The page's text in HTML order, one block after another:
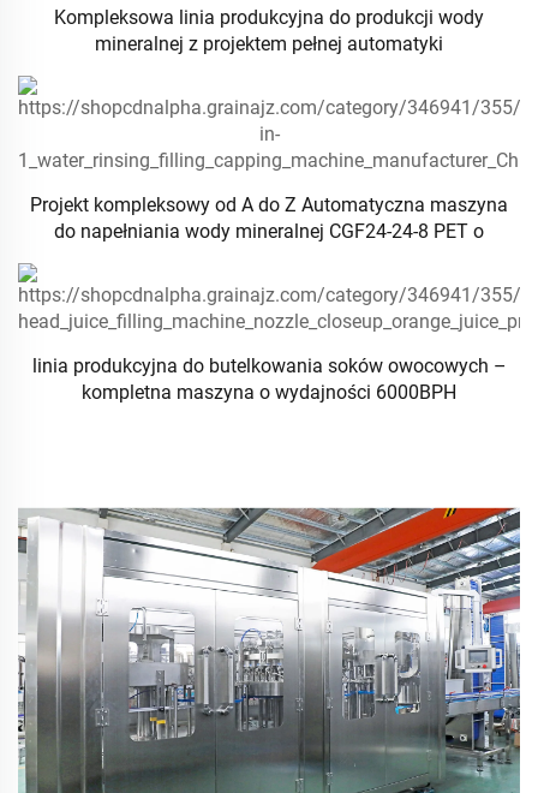
Kompleksowa linia produkcyjna do produkcji wody
mineralnej z projektem pełnej automatyki
Projekt kompleksowy od A do Z Automatyczna maszyna
do napełniania wody mineralnej CGF24-24-8 PET o
linia produkcyjna do butelkowania soków owocowych –
kompletna maszyna o wydajności 6000BPH